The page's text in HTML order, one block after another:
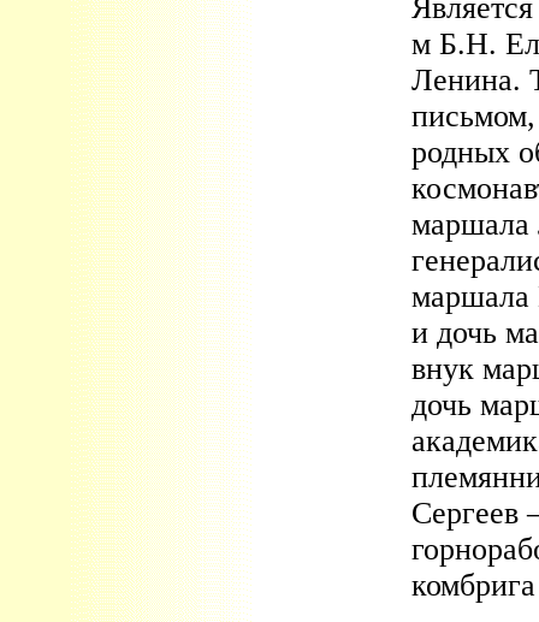
м Б.Н.
Ленина.
письмом,
родных
и дочь
внук
дочь
Сергеев